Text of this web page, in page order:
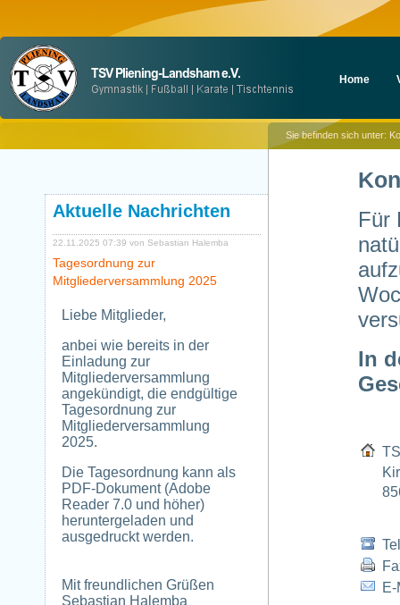
überspringen
Home
Sie befinden sich unter:
Aktuelle Nachrichten
22.11.2025 07:39 von Sebastian Halemba
Tagesordnung zur
Mitgliederversammlung 2025
Liebe Mitglieder,
anbei wie bereits in der
Einladung zur
Mitgliederversammlung
angekündigt, die endgültige
Tagesordnung zur
Mitgliederversammlung
2025.
Die Tagesordnung kann als
PDF-Dokument (Adobe
Reader 7.0 und höher)
heruntergeladen und
ausgedruckt werden.
Mit freundlichen Grüßen
Sebastian Halemba
Für
In